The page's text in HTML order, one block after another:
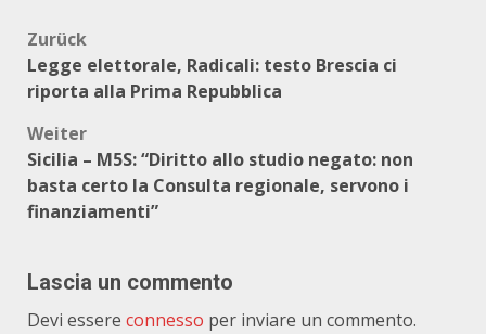
Beitragsnavigation
Zurück
Legge elettorale, Radicali: testo Brescia ci
riporta alla Prima Repubblica
Weiter
Sicilia – M5S: “Diritto allo studio negato: non
basta certo la Consulta regionale, servono i
finanziamenti”
Lascia un commento
Devi essere connesso per inviare un commento.